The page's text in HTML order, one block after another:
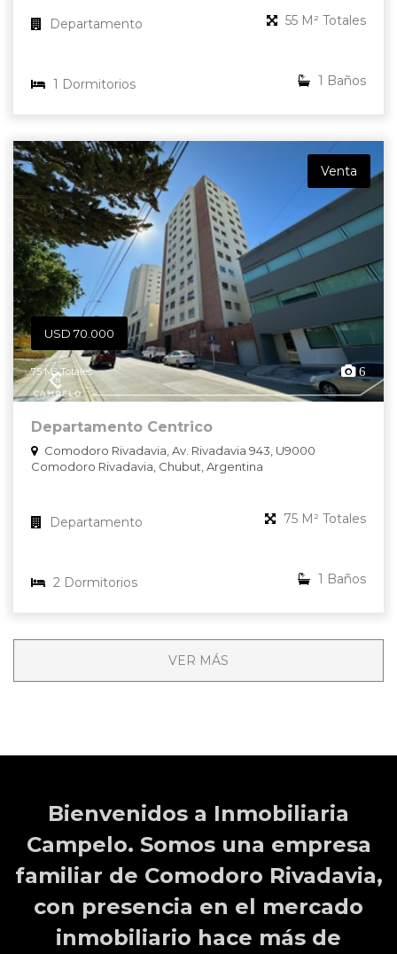
Departamento 55 M² Totales
1 Dormitorios 1 Baños
Venta
USD 70.000
75 M² Totales 6
Departamento Centrico
Comodoro Rivadavia, Av. Rivadavia 943, U9000
Comodoro Rivadavia, Chubut, Argentina
Departamento 75 M² Totales
2 Dormitorios 1 Baños
VER MÁS
Bienvenidos a Inmobiliaria
Campelo. Somos una empresa
familiar de Comodoro Rivadavia,
con presencia en el mercado
inmobiliario hace más de